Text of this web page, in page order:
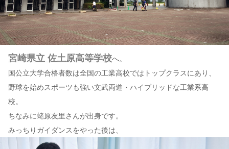
宮崎県立 佐土原高等学校へ。
国公立大学合格者数は全国の工業高校ではトップクラスにあり、
野球を始めスポーツも強い文武両道・ハイブリッドな工業系高
校。
ちなみに蛯原友里さんが出身です。
みっちりガイダンスをやった後は、